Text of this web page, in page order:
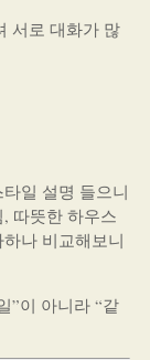
서로 대화가 많
일 설명 들으니
따뜻한 하우스
나 비교해보니
”이 아니라 “같